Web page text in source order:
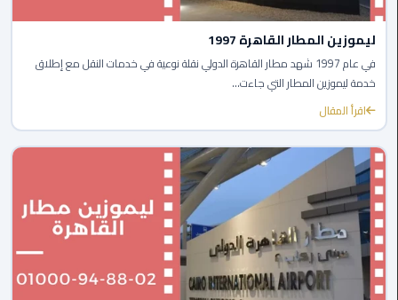
ليموزين
العجمي
ليموزين
ليموزين
رجال
الاعمال
ليموزين
حدائق
الاهرام
ليموزين المطار القاهرة 1997
في عام 1997 شهد مطار القاهرة الدولي نقلة نوعية في خدمات النقل مع إطلاق
خدمة ليموزين المطار التي جاءت...
اقرأ المقال